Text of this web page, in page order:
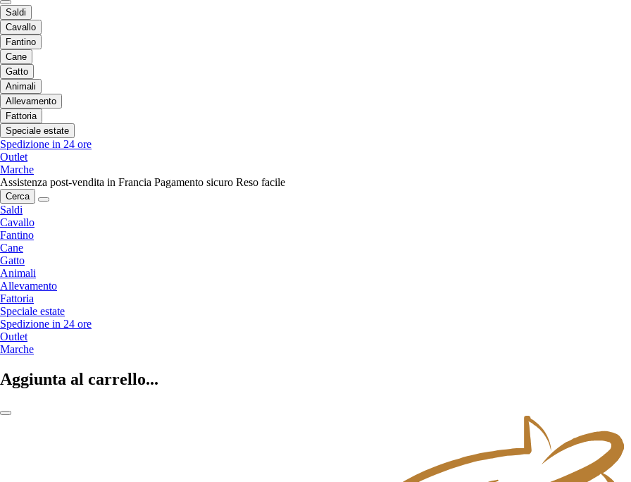
Saldi
Cavallo
Fantino
Cane
Gatto
Animali
Allevamento
Fattoria
Speciale estate
Spedizione in 24 ore
Outlet
Marche
Assistenza post-vendita in Francia Pagamento sicuro Reso facile
Cerca
Saldi
Cavallo
Fantino
Cane
Gatto
Animali
Allevamento
Fattoria
Speciale estate
Spedizione in 24 ore
Outlet
Marche
Aggiunta al carrello...